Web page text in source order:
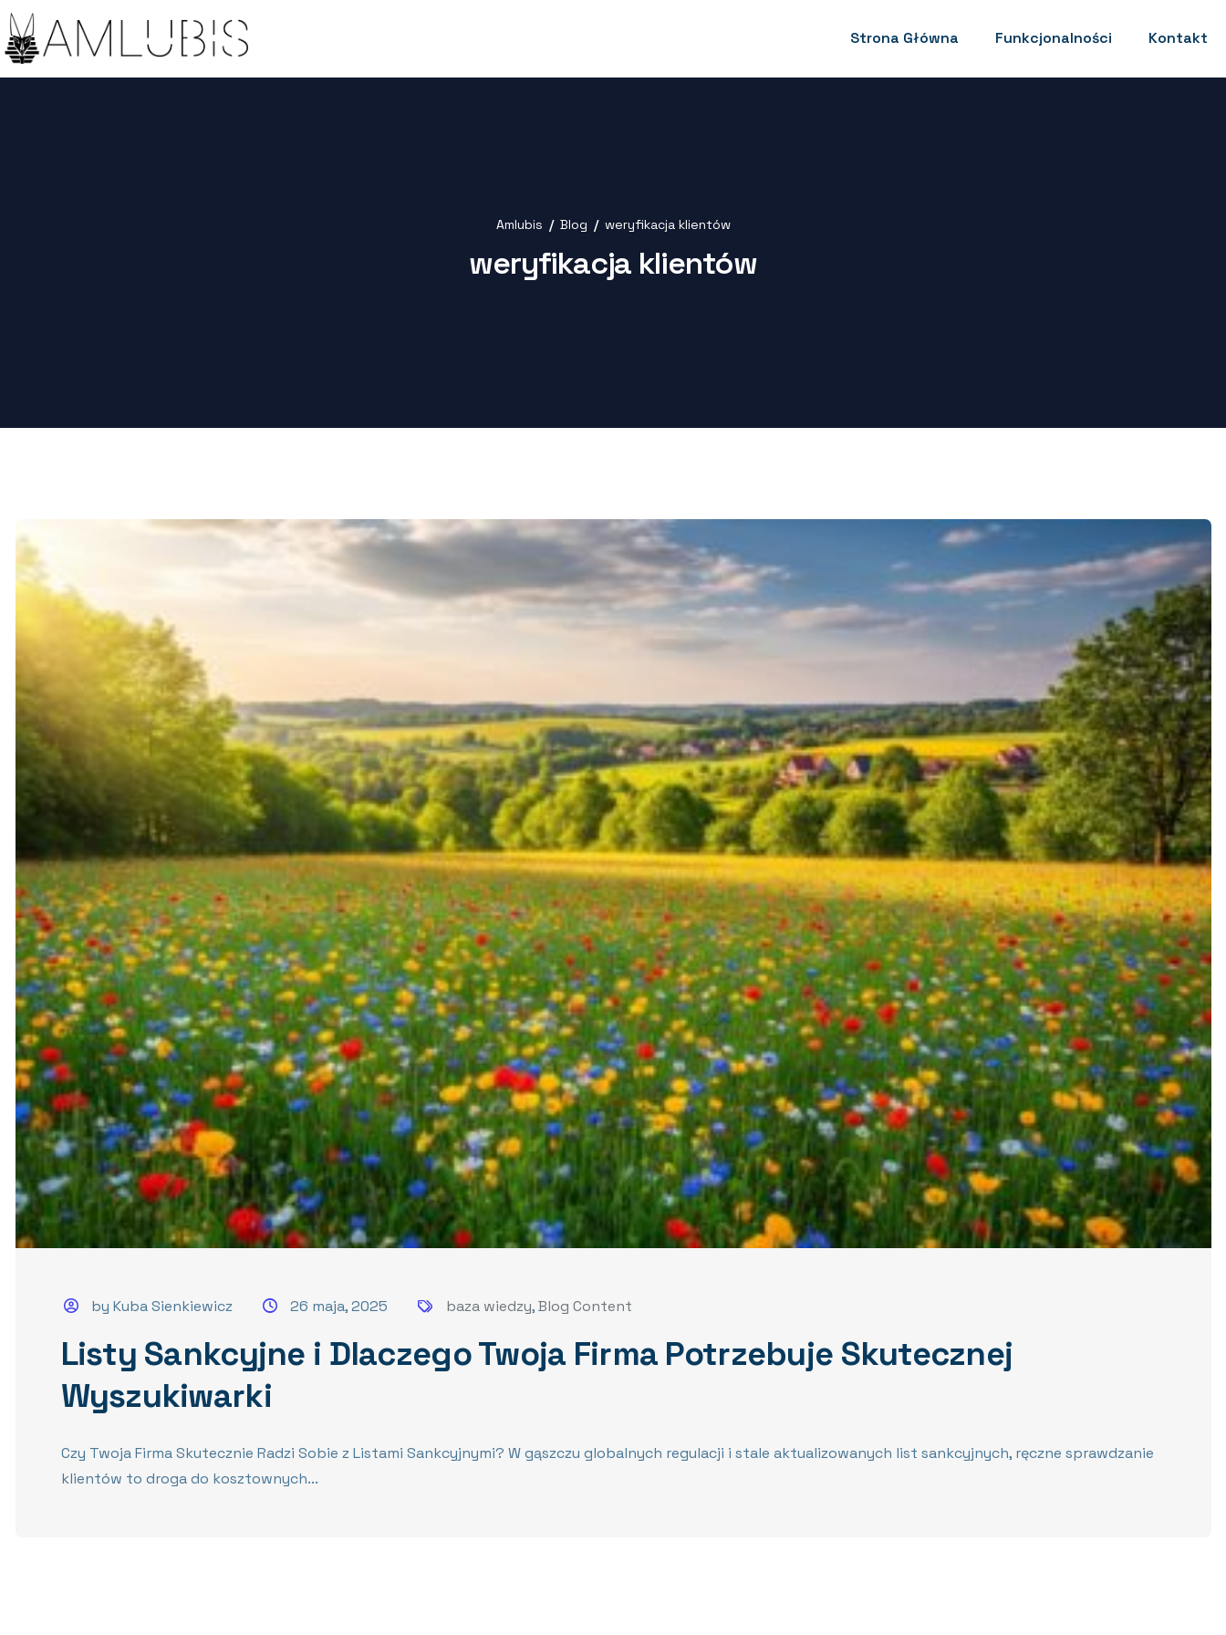
Strona Główna Funkcjonalności Kontakt
Amlubis Blog weryfikacja klientów
weryfikacja klientów
by Kuba Sienkiewicz 26 maja, 2025 baza wiedzy,Blog Content
Listy Sankcyjne i Dlaczego Twoja Firma Potrzebuje Skutecznej
Wyszukiwarki
Czy Twoja Firma Skutecznie Radzi Sobie z Listami Sankcyjnymi? W gąszczu globalnych regulacji i stale aktualizowanych list sankcyjnych, ręczne sprawdzanie
klientów to droga do kosztownych...